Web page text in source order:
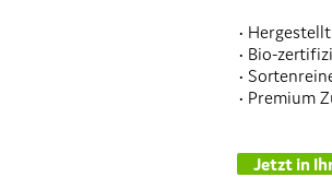
•
• Bio-
•
• Premium
Jetzt in